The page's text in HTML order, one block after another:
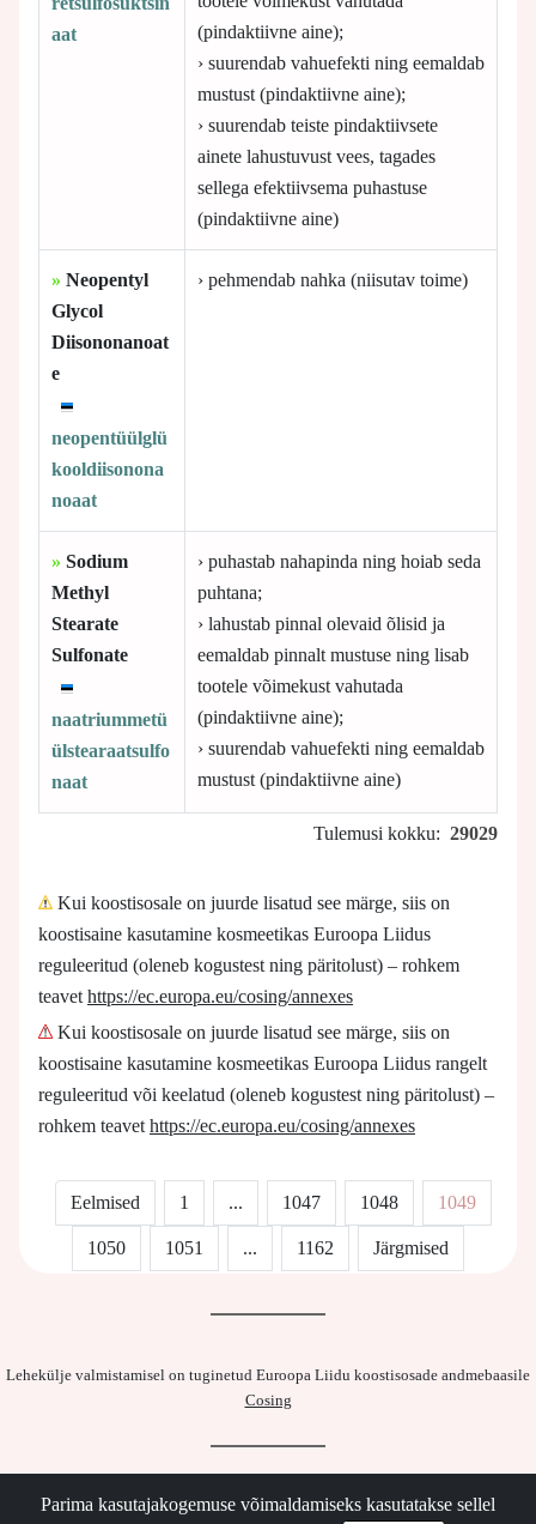
aat
(pindaktiivne aine);
› suurendab vahuefekti ning eemaldab
mustust (pindaktiivne aine);
› suurendab teiste pindaktiivsete
ainete lahustuvust vees, tagades
sellega efektiivsema puhastuse
(pindaktiivne aine)
» Neopentyl
Glycol
Diisononanoat
e
neopentüülglü
kooldiisonona
noaat
› pehmendab nahka (niisutav toime)
» Sodium
Methyl
Stearate
Sulfonate
naatriummetü
ülstearaatsulfo
naat
› puhastab nahapinda ning hoiab seda
puhtana;
› lahustab pinnal olevaid õlisid ja
eemaldab pinnalt mustuse ning lisab
tootele võimekust vahutada
(pindaktiivne aine);
› suurendab vahuefekti ning eemaldab
mustust (pindaktiivne aine)
Tulemusi kokku: 29029
Kui koostisosale on juurde lisatud see märge, siis on
koostisaine kasutamine kosmeetikas Euroopa Liidus
reguleeritud (oleneb kogustest ning päritolust) – rohkem
teavet https://ec.europa.eu/cosing/annexes
Kui koostisosale on juurde lisatud see märge, siis on
koostisaine kasutamine kosmeetikas Euroopa Liidus rangelt
reguleeritud või keelatud (oleneb kogustest ning päritolust) –
rohkem teavet https://ec.europa.eu/cosing/annexes
Eelmised 1 ... 1047 1048 1049
1050 1051 ... 1162 Järgmised
Lehekülje valmistamisel on tuginetud Euroopa Liidu koostisosade andmebaasile
Cosing
Parima kasutajakogemuse võimaldamiseks kasutatakse sellel